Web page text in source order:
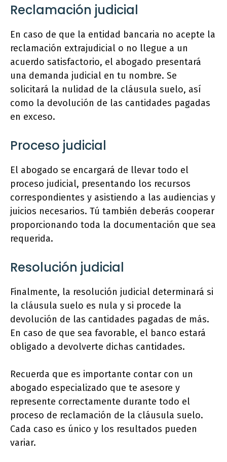
Reclamación judicial
En caso de que la entidad bancaria no acepte la
reclamación extrajudicial o no llegue a un
acuerdo satisfactorio, el abogado presentará
una demanda judicial en tu nombre. Se
solicitará la nulidad de la cláusula suelo, así
como la devolución de las cantidades pagadas
en exceso.
Proceso judicial
El abogado se encargará de llevar todo el
proceso judicial, presentando los recursos
correspondientes y asistiendo a las audiencias y
juicios necesarios. Tú también deberás cooperar
proporcionando toda la documentación que sea
requerida.
Resolución judicial
Finalmente, la resolución judicial determinará si
la cláusula suelo es nula y si procede la
devolución de las cantidades pagadas de más.
En caso de que sea favorable, el banco estará
obligado a devolverte dichas cantidades.
Recuerda que es importante contar con un
abogado especializado que te asesore y
represente correctamente durante todo el
proceso de reclamación de la cláusula suelo.
Cada caso es único y los resultados pueden
variar.